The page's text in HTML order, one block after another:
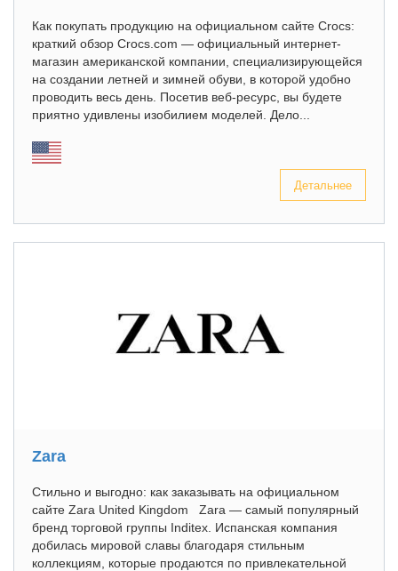
Как покупать продукцию на официальном сайте Crocs:
краткий обзор Crocs.com — официальный интернет-
магазин американской компании, специализирующейся
на создании летней и зимней обуви, в которой удобно
проводить весь день. Посетив веб-ресурс, вы будете
приятно удивлены изобилием моделей. Дело...
Детальнее
Zara
Стильно и выгодно: как заказывать на официальном
сайте Zara United Kingdom Zara — самый популярный
бренд торговой группы Inditex. Испанская компания
добилась мировой славы благодаря стильным
коллекциям, которые продаются по привлекательной